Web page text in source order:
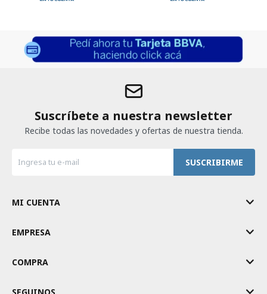
Suscríbete a nuestra newsletter
Recibe todas las novedades y ofertas de nuestra tienda.
SUSCRIBIRME
MI CUENTA
EMPRESA
COMPRA